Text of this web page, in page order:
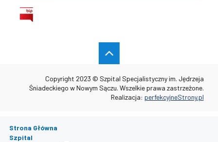
Copyright 2023 © Szpital Specjalistyczny im. Jędrzeja
Śniadeckiego w Nowym Sączu. Wszelkie prawa zastrzeżone.
Realizacja: perfekcyjneStrony.pl
Strona Główna
Szpital